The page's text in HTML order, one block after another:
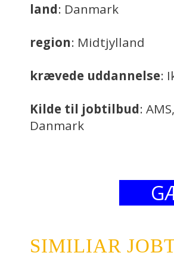
land: Danmark
region: Midtjylland
krævede uddannelse:
Kilde til jobtilbud:
Danmark
SIMILIAR